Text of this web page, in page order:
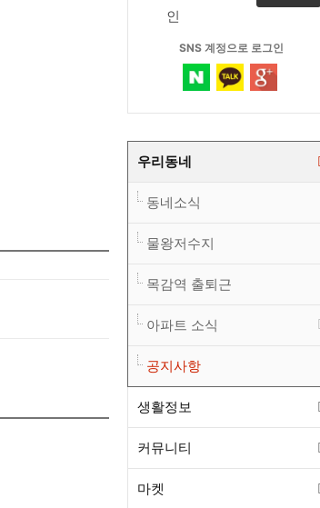
인
SNS 계정으로 로그인
우리동네
동네소식
물왕저수지
목감역 출퇴근
아파트 소식
공지사항
생활정보
커뮤니티
마켓